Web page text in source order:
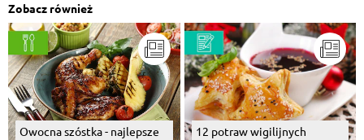
Zobacz również
Owocna szóstka - najlepsze
12 potraw wigilijnych